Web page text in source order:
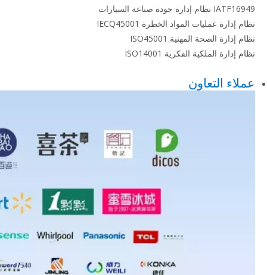
IATF16949 نظام إدارة جودة صناعة السيارات
نظام إدارة عمليات المواد الخطرة IECQ45001
نظام إدارة الصحة المهنية ISO45001
نظام إدارة الملكية الفكرية ISO14001
عملاء التعاون